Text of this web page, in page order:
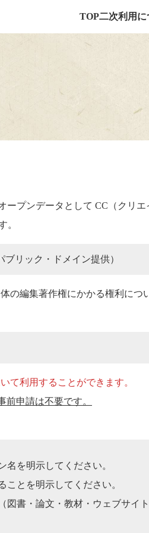
TOP二次利用に
ープンデータとして CC（クリ
。
ブリック・ドメイン提供）
の編集著作権にかかる権利につ
て利用することができます。
前申請は不要です。
を明示してください。
とを明示してください。
書・論文・教材・ウェブサイ